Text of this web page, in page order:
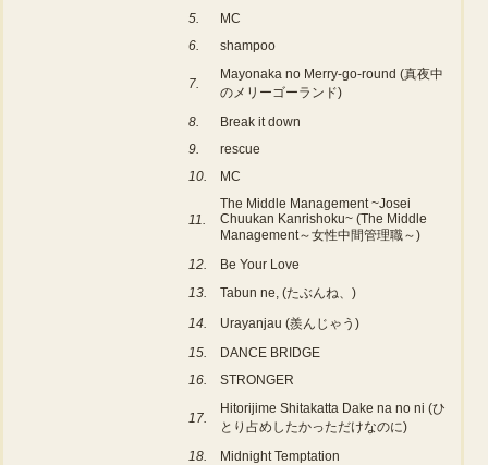
5.
MC
6.
shampoo
7.
Mayonaka no Merry-go-round (真夜中
のメリーゴーランド)
8.
Break it down
9.
rescue
10.
MC
11.
The Middle Management ~Josei
Chuukan Kanrishoku~ (The Middle
Management～女性中間管理職～)
12.
Be Your Love
13.
Tabun ne, (たぶんね、)
14.
Urayanjau (羨んじゃう)
15.
DANCE BRIDGE
16.
STRONGER
17.
Hitorijime Shitakatta Dake na no ni (ひ
とり占めしたかっただけなのに)
18.
Midnight Temptation